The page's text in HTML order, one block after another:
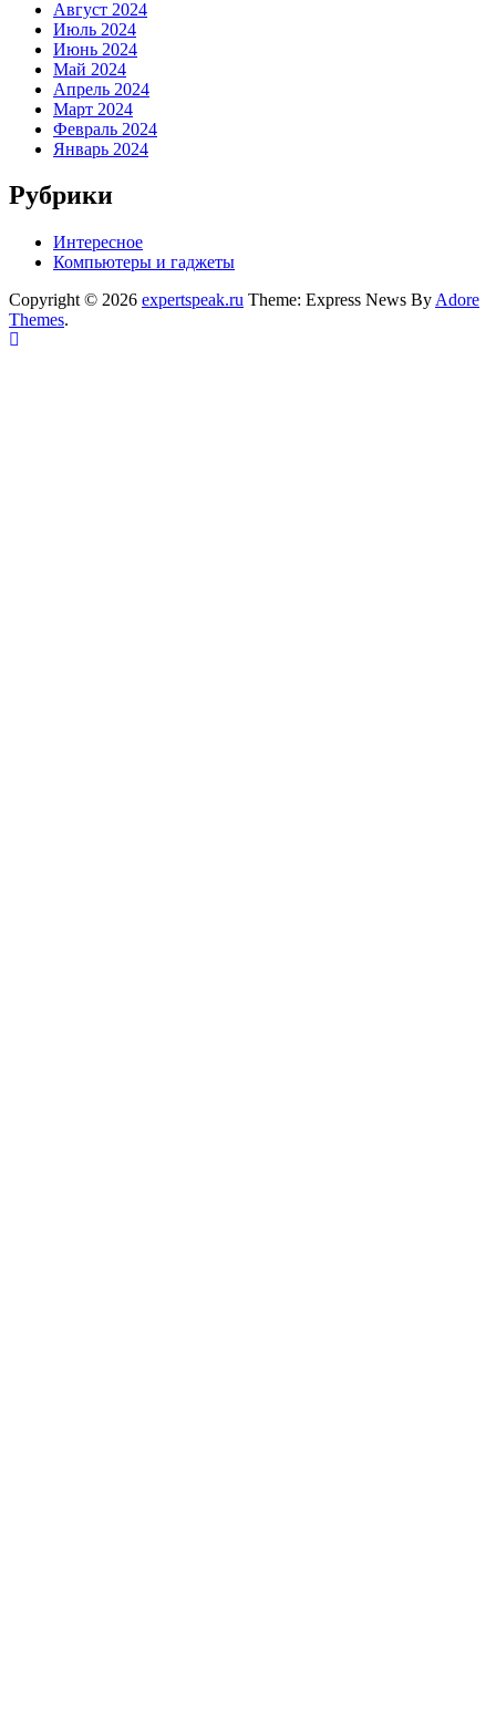
Август 2024
Июль 2024
Июнь 2024
Май 2024
Апрель 2024
Март 2024
Февраль 2024
Январь 2024
Рубрики
Интересное
Компьютеры и гаджеты
Copyright © 2026 expertspeak.ru Theme: Express News By Adore
Themes.